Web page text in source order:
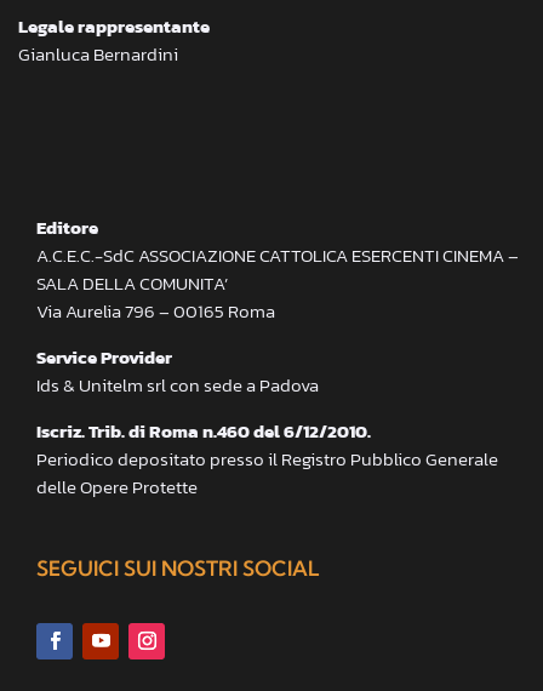
Legale rappresentante
Gianluca Bernardini
Editore
A.C.E.C.-SdC ASSOCIAZIONE CATTOLICA ESERCENTI CINEMA –
SALA DELLA COMUNITA’
Via Aurelia 796 – 00165 Roma
Service Provider
Ids & Unitelm srl con sede a Padova
Iscriz. Trib. di Roma n.460 del 6/12/2010.
Periodico depositato presso il Registro Pubblico Generale
delle Opere Protette
SEGUICI SUI NOSTRI SOCIAL